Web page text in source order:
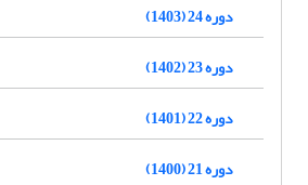
دوره 24 (1403)
دوره 23 (1402)
دوره 22 (1401)
دوره 21 (1400)